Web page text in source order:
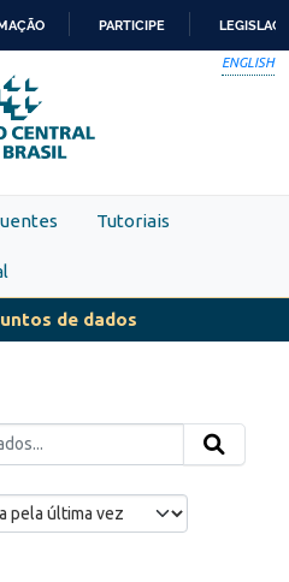
PARA
O
CONTEÚDO
PARTICIPE
ENGLISH
Tutoriais
de dados